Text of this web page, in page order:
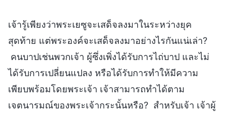
เจ้ารู้เพียงว่าพระเยซูจะเสด็จลงมาในระหว่างยุค
สุดท้าย แต่พระองค์จะเสด็จลงมาอย่างไรกันแน่เล่า?
คนบาปเช่นพวกเจ้า ผู้ซึ่งเพิ่งได้รับการไถ่บาป และไม่
ได้รับการเปลี่ยนแปลง หรือได้รับการทำให้มีความ
เพียบพร้อมโดยพระเจ้า เจ้าสามารถทำได้ตาม
เจตนารมณ์ของพระเจ้ากระนั้นหรือ? สำหรับเจ้า เจ้าผู้